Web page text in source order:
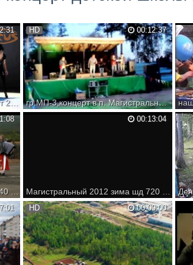
Go Go Зимний отчетный концерт 2013 Dance Studio Focus преподаватель Анна Ният
00:12:37
HD
гр.МП-3,концерт в п. Магистральный,23.06
БАМу - п.МАГИСТРАЛЬНОМУ - 40 лет - 2014г.
-
00:13:04
Магистральный 2012 зима шд 720 1 1
00:09:00
HD